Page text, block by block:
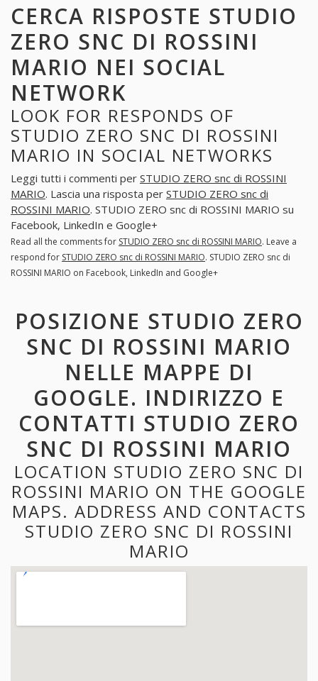
CERCA RISPOSTE STUDIO
ZERO SNC DI ROSSINI
MARIO NEI SOCIAL
NETWORK
LOOK FOR RESPONDS OF
STUDIO ZERO SNC DI ROSSINI
MARIO IN SOCIAL NETWORKS
Leggi tutti i commenti per STUDIO ZERO snc di ROSSINI
MARIO. Lascia una risposta per STUDIO ZERO snc di
ROSSINI MARIO. STUDIO ZERO snc di ROSSINI MARIO su
Facebook, LinkedIn e Google+
Read all the comments for STUDIO ZERO snc di ROSSINI MARIO. Leave a
respond for STUDIO ZERO snc di ROSSINI MARIO. STUDIO ZERO snc di
ROSSINI MARIO on Facebook, LinkedIn and Google+
POSIZIONE STUDIO ZERO
SNC DI ROSSINI MARIO
NELLE MAPPE DI
GOOGLE. INDIRIZZO E
CONTATTI STUDIO ZERO
SNC DI ROSSINI MARIO
LOCATION STUDIO ZERO SNC DI
ROSSINI MARIO ON THE GOOGLE
MAPS. ADDRESS AND CONTACTS
STUDIO ZERO SNC DI ROSSINI
MARIO